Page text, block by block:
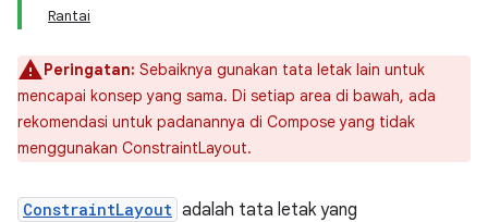
Rantai
Peringatan: Sebaiknya gunakan tata letak lain untuk
mencapai konsep yang sama. Di setiap area di bawah, ada
rekomendasi untuk padanannya di Compose yang tidak
menggunakan ConstraintLayout.
ConstraintLayout adalah tata letak yang